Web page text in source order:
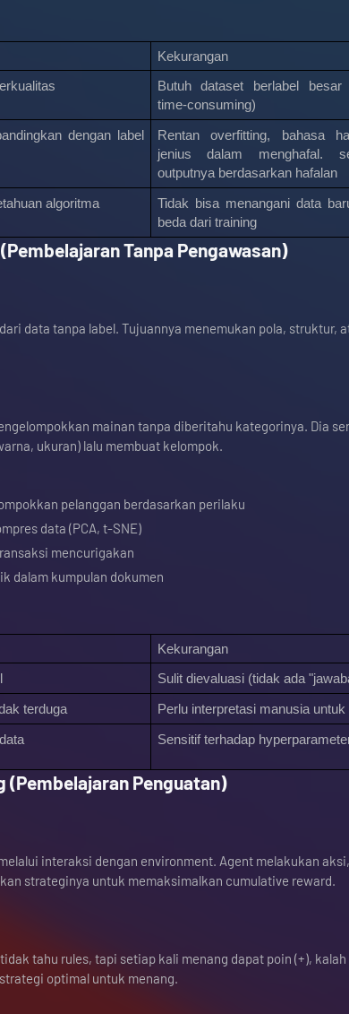
Kekurangan
Butuh dataset berlabel
time-consuming)
dengan label
Rentan overfitting, bahasa
jenius dalam menghafal.
outputnya berdasarkan hafalan
algoritma
Tidak bisa menangani data
beda dari training
Tanpa Pengawasan)
data tanpa label. Tujuannya menemukan pola, struktur,
mainan tanpa diberitahu kategorinya. Dia
ukuran) lalu membuat kelompok.
pelanggan berdasarkan perilaku
data (PCA, t-SNE)
mencurigakan
dalam kumpulan dokumen
Kekurangan
Sulit dievaluasi (tidak ada
terduga Perlu interpretasi manusia untuk
Sensitif terhadap
Penguatan)
interaksi dengan environment. Agent melakukan
strateginya untuk memaksimalkan cumulative reward.
tahu rules, tapi setiap kali menang dapat poin (+),
optimal untuk menang.